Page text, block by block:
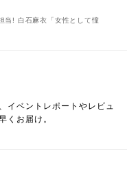
当! 白石麻衣「女性として憧
イベントレポートやレビュ
くお届け。